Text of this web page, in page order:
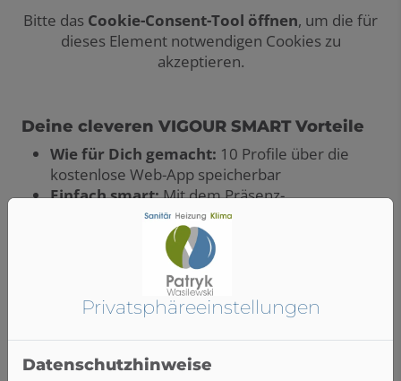
Bitte das Cookie-Consent-Tool öffnen, um die für
dieses Element notwendigen Cookies zu
akzeptieren.
Deine cleveren VIGOUR SMART Vorteile
Wie für Dich gemacht: 10 Profile über die
kostenlose Web-App speicherbar
Einfach smart:Mit dem Präsenz-
Bewegungssensor bis zu 50 % Wasser sparen
Easy bedienbar:Auch mit seifigen Händen
über die taktilen Tasten einstellbar
Einfache Montage:Komplett vorbereitete
Unterputzlösung blitzschnell installiert
Privatsphäre­einstellungen
Datenschutzhinweise